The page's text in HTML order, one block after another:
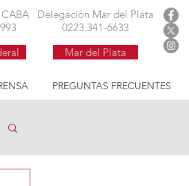
Delegación Mar del Plata
0223.341-6633
Mar del Plata
PREGUNTAS FRECUENTES